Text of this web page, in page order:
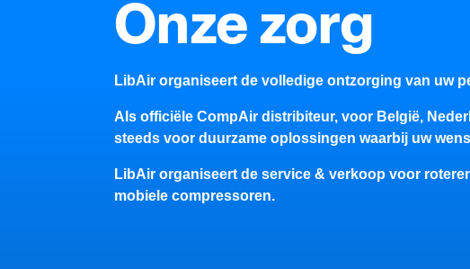
Onze zorg
LibAir organiseert de volledige ontzorging van uw
Als officiële CompAir distribiteur, voor België,
steeds voor duurzame oplossingen waarbij uw
LibAir organiseert de service & verkoop voor
mobiele compressoren.